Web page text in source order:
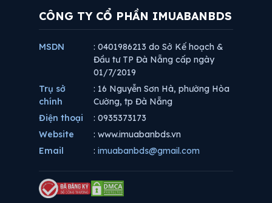
CÔNG TY CỔ PHẦN IMUABANBDS
MSDN
: 0401986213 do Sở Kế hoạch &
Đầu tư TP Đà Nẵng cấp ngày
01/7/2019
Trụ sở
chính
: 16 Nguyễn Sơn Hà, phường Hòa
Cường, tp Đà Nẵng
Điện thoại
: 0935373173
Website
: www.imuabanbds.vn
Email
: imuabanbds@gmail.com